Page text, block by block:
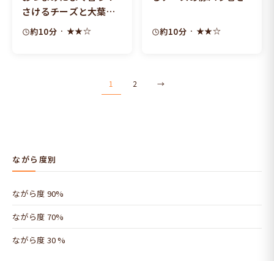
さけるチーズと大葉の
春巻き
約10分 · ★★☆ 約10分 · ★★☆
ー
送
り
1 2 →
ながら度別
ながら度 90%
ながら度 70%
ながら度 30 %